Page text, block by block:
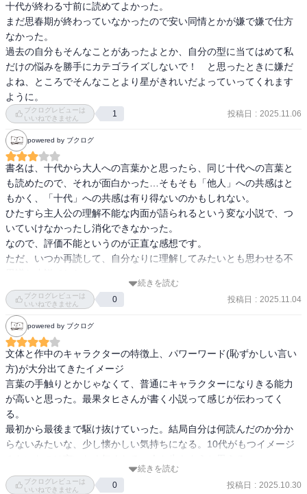
十代が終わる寸前に読めてよかった。
まだ思春期が終わっていなかったので安い同情とかが嫌で嫌で仕方
なかった。
過去の自分もそんなことがあったよとか、自分の型に当てはめて私
だけの悩みを勝手にカテゴライズしないで！　と思ったときに嫌だ
よね、ところでそんなことより星がきれいだよっていってくれます
ように。
ブクログレビューは
いいねできません
1 投稿日 : 2025.11.06
powered by ブクログ
書名は、十代から大人への言葉かと思ったら、同じ十代への言葉と
も読めたので、それが面白かった…そもそも「他人」への共感はと
もかく、「十代」への共感は有り得ないのかもしれない。
ひたすら主人公の理解不能な内面が語られるという変な小説で、つ
いていけなかったし消化できなかった。
なので、評価不能というのが正直な感想です。
ただ、いつか再読して、自分なりに理解してみたいとも思わせる不
続きを読む
ブクログレビューは
いいねできません
0 投稿日 : 2025.11.04
powered by ブクログ
文体と作中のキャラクターの特徴上、パワーワード(恥ずかしい言い
方)が大分出てきたイメージ
言葉の手触りとかじゃなくて、普通にキャラクターになりきる能力
が高いと思った。最果タヒさんが書く小説って感じが伝わってく
る。
最初から最後まで駆け抜けていった。結局自分は何読んだのか分か
らないみたいな、少し懐かしい気持ちになる。10代がもつイメージ
続きを読む
ブクログレビューは
いいねできません
0 投稿日 : 2025.10.30